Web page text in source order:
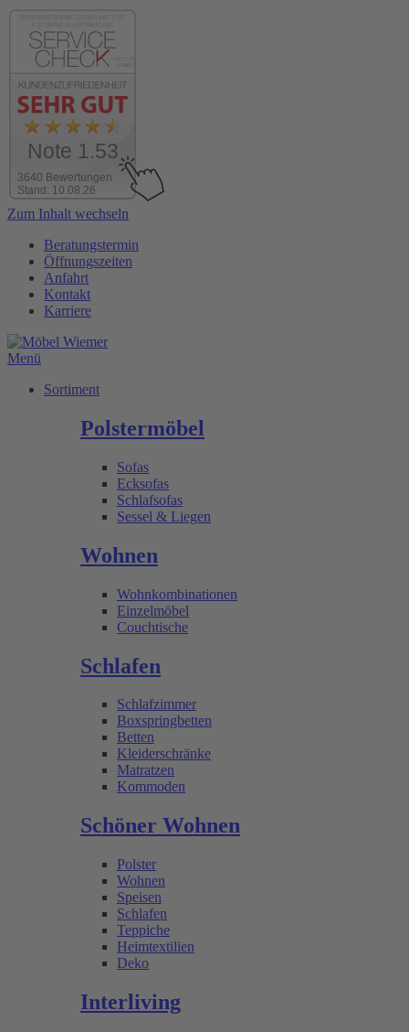
3640 Bewertungen
Stand: 10.08.26
Note 1.53
Zum Inhalt wechseln
Beratungstermin
Öffnungszeiten
Anfahrt
Kontakt
Karriere
Menü
Sortiment
Polstermöbel
Sofas
Ecksofas
Schlafsofas
Sessel & Liegen
Wohnen
Wohnkombinationen
Einzelmöbel
Couchtische
Schlafen
Schlafzimmer
Boxspringbetten
Betten
Kleiderschränke
Matratzen
Kommoden
Schöner Wohnen
Polster
Wohnen
Speisen
Schlafen
Teppiche
Heimtextilien
Deko
Interliving